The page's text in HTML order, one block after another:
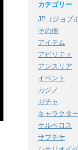
カテゴリー
JP（ジョブ
その他
アイテム
アビリティ
アンスリア
イベント
カジノ
ガチャ
キャラクター
ケルベロス
サプチケ